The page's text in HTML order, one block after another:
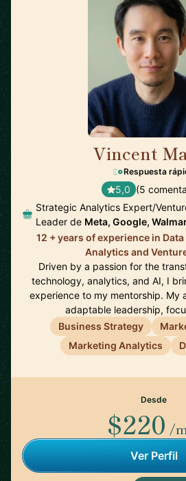
Vincent
Respuesta
5,0 (5
Strategic Analytics Expert/
Leader de Meta, Google,
12 + years of experience in
Analytics and
Driven by a passion for the
technology, analytics, and AI, I
experience to my mentorship. My
adaptable leadership,
Business Strategy
Marketing Analytics
Desde
$220 /
Ver Perfil